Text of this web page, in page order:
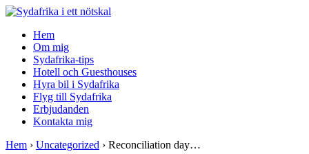
↓
Main
Content
Hem
Om mig
Sydafrika-tips
Hotell och Guesthouses
Hyra bil i Sydafrika
Flyg till Sydafrika
Erbjudanden
Kontakta mig
Hem › Uncategorized › Reconciliation day…